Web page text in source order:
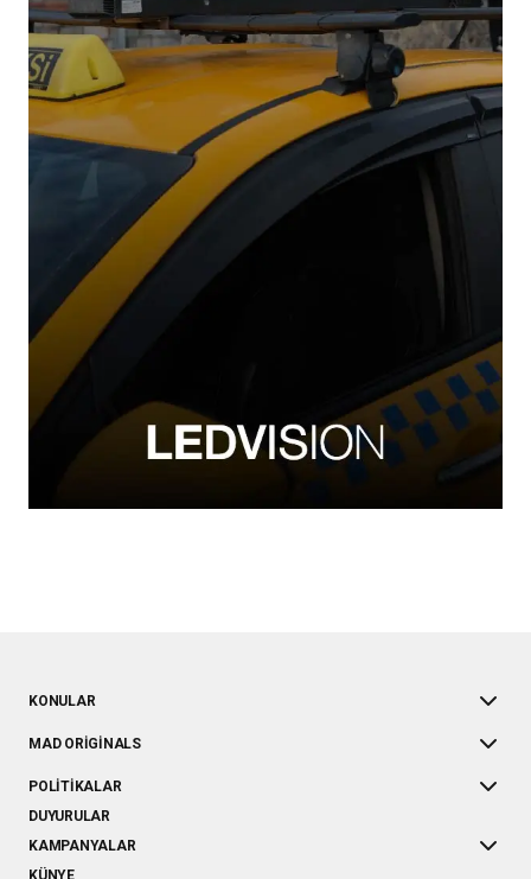
KONULAR
MAD ORIGINALS
POLITIKALAR
DUYURULAR
KAMPANYALAR